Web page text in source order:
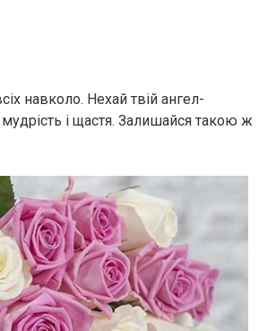
навколо. Нехай твій ангел-
і щастя. Залишайся такою ж